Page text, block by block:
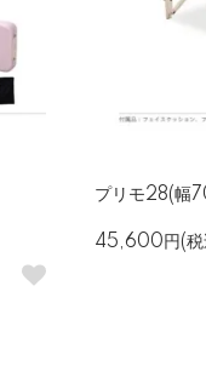
プリモ28(幅
45,600円(税